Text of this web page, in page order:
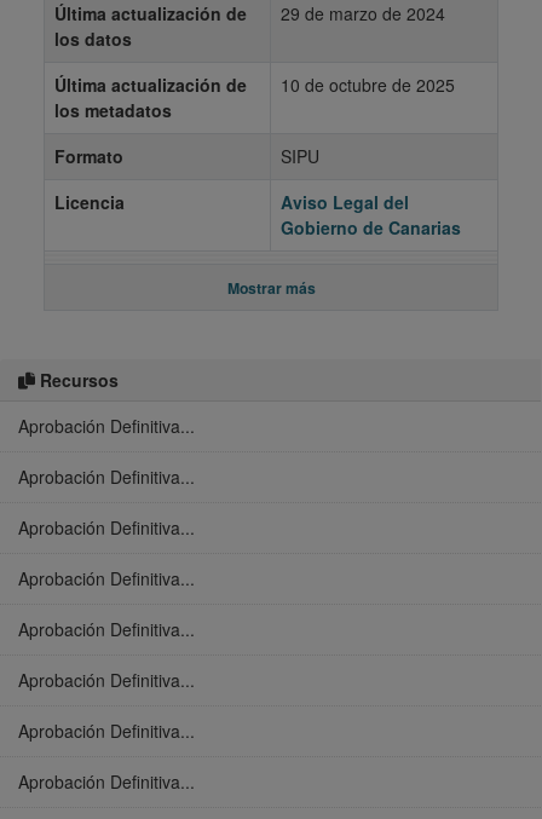
Recursos
Aprobación Definitiva...
Aprobación Definitiva...
Aprobación Definitiva...
Aprobación Definitiva...
Aprobación Definitiva...
Aprobación Definitiva...
Aprobación Definitiva...
Aprobación Definitiva...
Última actualización de
los datos
29 de marzo de 2024
Última actualización de
los metadatos
10 de octubre de 2025
Formato
SIPU
Licencia
Aviso Legal del
Gobierno de Canarias
Mostrar más